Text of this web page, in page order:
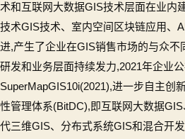
术和互联网大数据GIS技术层面在业内
技术GIS技术、室内空间区块链应用、
进,产生了企业在GIS销售市场的与众不
研发和业务层面持续发力,2021年企业
SuperMapGIS10i(2021),进一步自主创
性管理体系(BitDC),即互联网大数据
代三维GIS、分布式系统GIS和混合开